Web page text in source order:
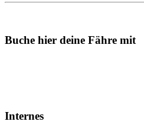
Buche hier deine Fähre mit
Internes